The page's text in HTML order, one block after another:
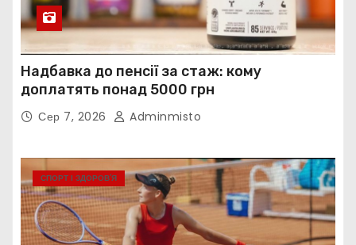
Надбавка до пенсії за стаж: кому
доплатять понад 5000 грн
Сер 7, 2026 Adminmisto
СПОРТ І ЗДОРОВ’Я